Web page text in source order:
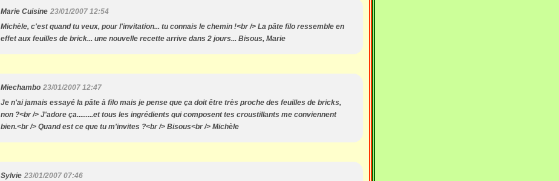
Marie Cuisine 23/01/2007 12:54
Michèle, c'est quand tu veux, pour l'invitation... tu connais le chemin !<br /> La pâte filo ressemble en
effet aux feuilles de brick... une nouvelle recette arrive dans 2 jours... Bisous, Marie
Miechambo 23/01/2007 12:47
Je n'ai jamais essayé la pâte à filo mais je pense que ça doit être très proche des feuilles de bricks,
non ?<br /> J'adore ça.........et tous les ingrédients qui composent tes croustillants me conviennent
bien.<br /> Quand est ce que tu m'invites ?<br /> Bisous<br /> Michèle
Sylvie 23/01/2007 07:46